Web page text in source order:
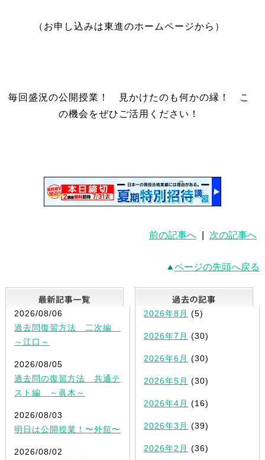
（お申し込みは東進のホームページから）
毎回盛況の公開授業！ 見かけたのも何かの縁！ こ
の機会をぜひご活用ください！
前の記事へ 次の記事へ
ページの先頭へ戻る
最新記事一覧
2026/08/06
過去問復習方法 二次編
～江口～
2026/08/05
過去問の復習方法 共通テ
スト編 ～眞木～
2026/08/03
明日は公開授業！〜外舘〜
2026/08/02
2026年8月 (5)
2026年7月 (30)
2026年6月 (30)
2026年5月 (30)
2026年4月 (16)
2026年3月 (39)
2026年2月 (36)